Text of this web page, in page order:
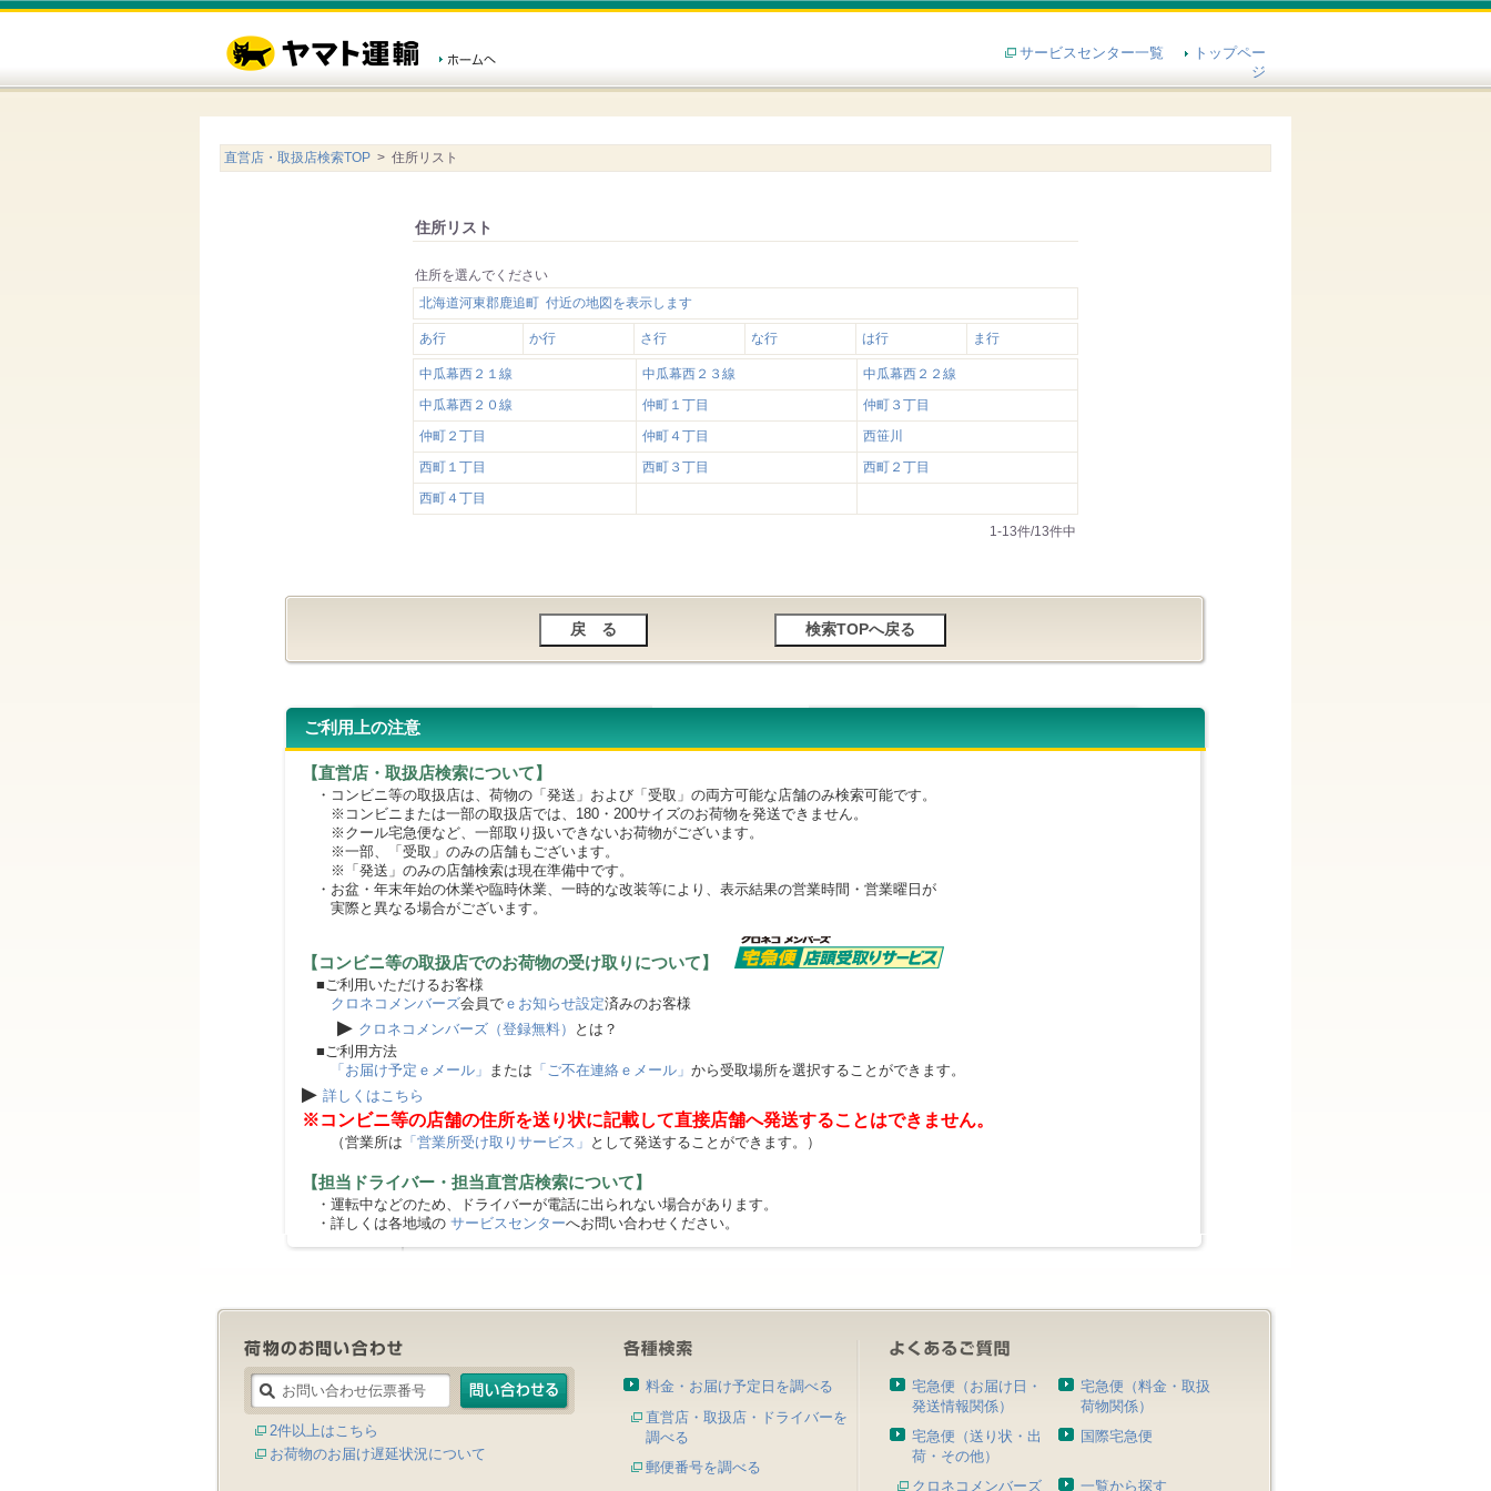
サービスセンター一覧
トップペー
ジ
直営店・取扱店検索TOP > 住所リスト
住所リスト
住所を選んでください
北海道河東郡鹿追町 付近の地図を表示します
あ行 か行 さ行 な行 は行 ま行
中瓜幕西２１線 中瓜幕西２３線
中瓜幕西２２線
中瓜幕西２０線
仲町１丁目
仲町３丁目
仲町２丁目
仲町４丁目
西笹川
西町１丁目
西町３丁目
西町２丁目
西町４丁目
1-13件/13件中
ご利用上の注意
【直営店・取扱店検索について】
・コンビニ等の取扱店は、荷物の「発送」および「受取」の両方可能な店舗のみ検索可能です。
※コンビニまたは一部の取扱店では、180・200サイズのお荷物を発送できません。
※クール宅急便など、一部取り扱いできないお荷物がございます。
※一部、「受取」のみの店舗もございます。
※「発送」のみの店舗検索は現在準備中です。
・お盆・年末年始の休業や臨時休業、一時的な改装等により、表示結果の営業時間・営業曜日が
実際と異なる場合がございます。
【コンビニ等の取扱店でのお荷物の受け取りについて】
■ご利用いただけるお客様
クロネコメンバーズ会員で ｅお知らせ設定済みのお客様
▶ クロネコメンバーズ（登録無料）
とは？
■ご利用方法
「お届け予定ｅメール」 または 「ご不在連絡ｅメール」 から受取場所を選択することができます。
▶ 詳しくはこちら
※コンビニ等の店舗の住所を送り状に記載して直接店舗へ発送することはできません。
（営業所は 「営業所受け取りサービス」 として発送することができます。）
【担当ドライバー・担当直営店検索について】
・運転中などのため、ドライバーが電話に出られない場合があります。
・詳しくは各地域の サービスセンターへお問い合わせください。
2件以上はこちら
お荷物のお届け遅延状況について
料金・お届け予定日を調べる
直営店・取扱店・ドライバーを
調べる
郵便番号を調べる
宅急便（お届け日・
発送情報関係）
宅急便（料金・取扱
荷物関係）
宅急便（送り状・出
荷・その他）
国際宅急便
クロネコメンバーズ 一覧から探す